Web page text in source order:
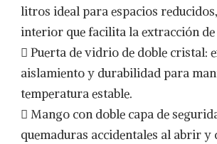
litros ideal para espacios
interior que facilita la extracción
 Puerta de vidrio de doble cristal:
aislamiento y durabilidad para
temperatura estable.
 Mango con doble capa de
quemaduras accidentales al abrir y